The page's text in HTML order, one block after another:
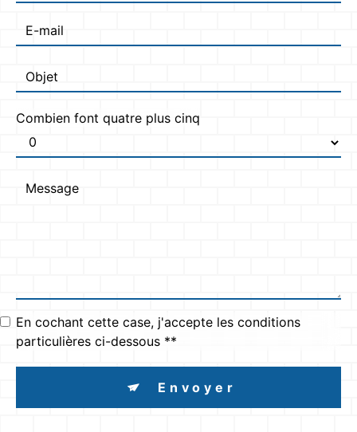
Combien font quatre plus cinq
En cochant cette case, j'accepte les conditions
particulières ci-dessous **
Envoyer